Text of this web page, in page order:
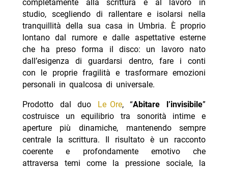
completamente alla scrittura e al lavoro in
studio, scegliendo di rallentare e isolarsi nella
tranquillità della sua casa in Umbria. È proprio
lontano dal rumore e dalle aspettative esterne
che ha preso forma il disco: un lavoro nato
dall’esigenza di guardarsi dentro, fare i conti
con le proprie fragilità e trasformare emozioni
personali in qualcosa di universale.
Prodotto dal duo Le Ore, “Abitare l’invisibile”
costruisce un equilibrio tra sonorità intime e
aperture più dinamiche, mantenendo sempre
centrale la scrittura. Il risultato è un racconto
coerente e profondamente emotivo che
attraversa temi come la pressione sociale, la